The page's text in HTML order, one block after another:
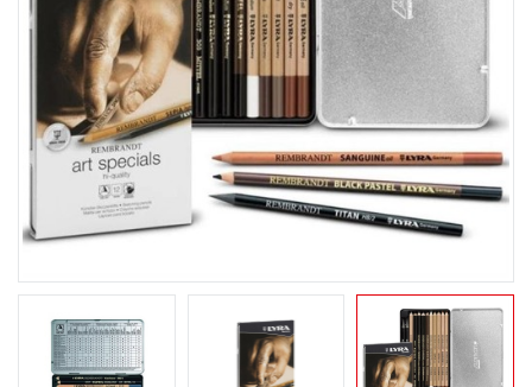
Loisirs Créatifs
Coffrets & cadeaux
Encadrement
Contact / Aide